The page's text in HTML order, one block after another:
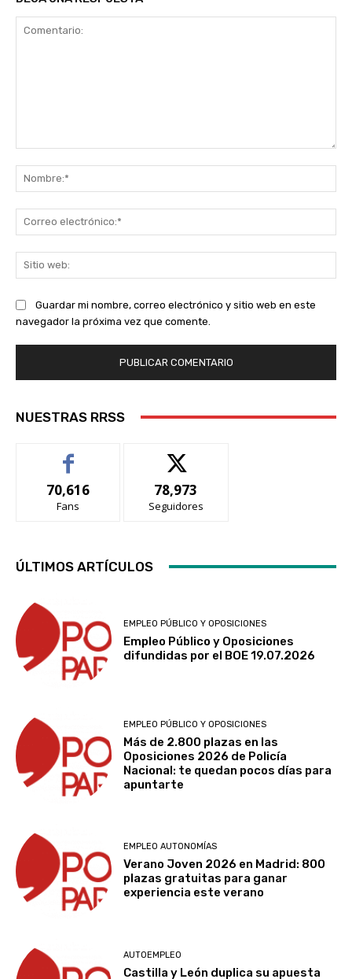
Guardar mi nombre, correo electrónico y sitio web en este
navegador la próxima vez que comente.
NUESTRAS RRSS
70,616
Fans
78,973
Seguidores
ÚLTIMOS ARTÍCULOS
EMPLEO PÚBLICO Y OPOSICIONES
Empleo Público y Oposiciones
difundidas por el BOE 19.07.2026
EMPLEO PÚBLICO Y OPOSICIONES
Más de 2.800 plazas en las
Oposiciones 2026 de Policía
Nacional: te quedan pocos días para
apuntarte
EMPLEO AUTONOMÍAS
Verano Joven 2026 en Madrid: 800
plazas gratuitas para ganar
experiencia este verano
AUTOEMPLEO
Castilla y León duplica su apuesta